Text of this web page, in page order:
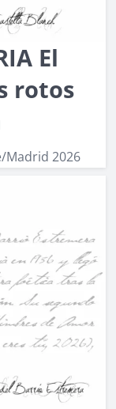
El
rotos
Madrid 2026